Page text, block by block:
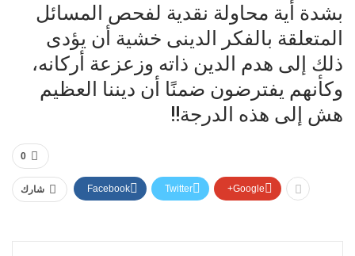
بشدة أية محاولة نقدية لفحص المسائل
المتعلقة بالفكر الدينى خشية أن يؤدى
ذلك إلى هدم الدين ذاته وزعزعة أركانه،
وكأنهم يفترضون ضمنًا أن ديننا العظيم
هش إلى هذه الدرجة!!
0
شارك Facebook Twitter Google+